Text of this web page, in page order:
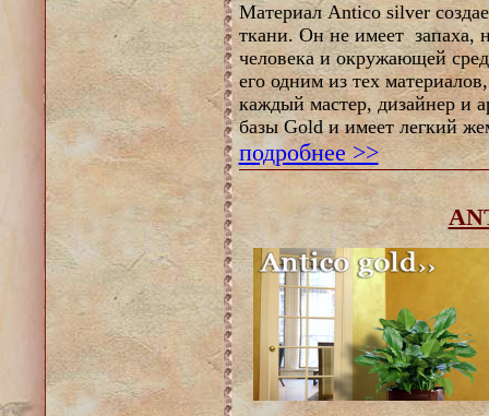
Материал Antico silver
ткани. Он не имеет запаха,
человека и окружающей
его одним из тех
каждый мастер, дизайнер и
базы Gold и имеет легкий
подробнее >>